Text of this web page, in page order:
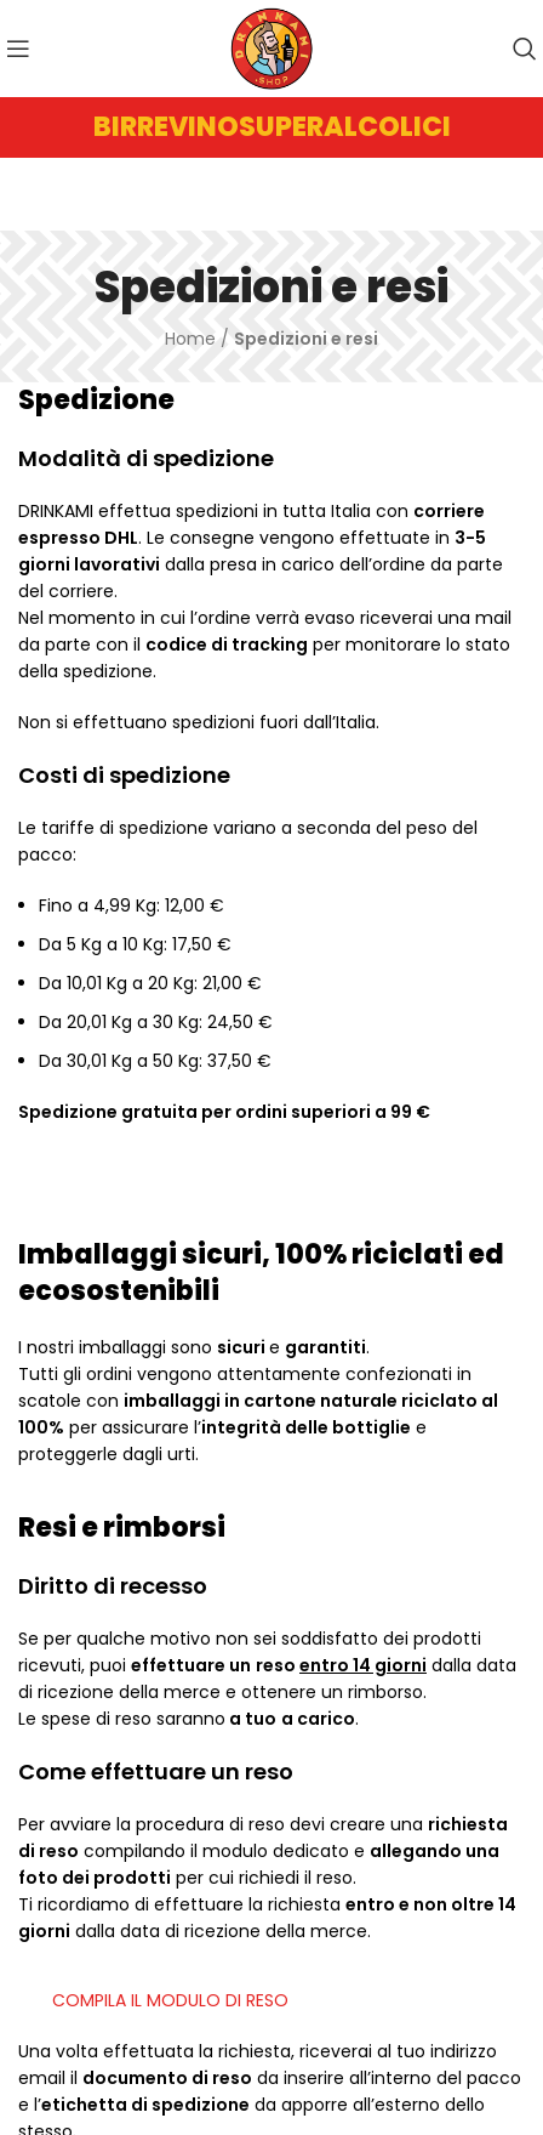
BIRREVINOSUPERALCOLICI
Spedizioni e resi
Home / Spedizioni e resi
Spedizione
Modalità di spedizione
DRINKAMI effettua spedizioni in tutta Italia con corriere
espresso DHL. Le consegne vengono effettuate in 3-5
giorni lavorativi dalla presa in carico dell’ordine da parte
del corriere.
Nel momento in cui l’ordine verrà evaso riceverai una mail
da parte con il codice di tracking per monitorare lo stato
della spedizione.
Non si effettuano spedizioni fuori dall’Italia.
Costi di spedizione
Le tariffe di spedizione variano a seconda del peso del
pacco:
Fino a 4,99 Kg: 12,00 €
Da 5 Kg a 10 Kg: 17,50 €
Da 10,01 Kg a 20 Kg: 21,00 €
Da 20,01 Kg a 30 Kg: 24,50 €
Da 30,01 Kg a 50 Kg: 37,50 €
Spedizione gratuita per ordini superiori a 99 €
Imballaggi sicuri, 100% riciclati ed
ecosostenibili
I nostri imballaggi sono sicuri e garantiti.
Tutti gli ordini vengono attentamente confezionati in
scatole con imballaggi in cartone naturale riciclato al
100% per assicurare l’integrità delle bottiglie e
proteggerle dagli urti.
Resi e rimborsi
Diritto di recesso
Se per qualche motivo non sei soddisfatto dei prodotti
ricevuti, puoi effettuare un reso entro 14 giorni dalla data
di ricezione della merce e ottenere un rimborso.
Le spese di reso saranno a tuo a carico.
Come effettuare un reso
Per avviare la procedura di reso devi creare una richiesta
di reso compilando il modulo dedicato e allegando una
foto dei prodotti per cui richiedi il reso.
Ti ricordiamo di effettuare la richiesta entro e non oltre 14
giorni dalla data di ricezione della merce.
COMPILA IL MODULO DI RESO
Una volta effettuata la richiesta, riceverai al tuo indirizzo
email il documento di reso da inserire all’interno del pacco
e l’etichetta di spedizione da apporre all’esterno dello